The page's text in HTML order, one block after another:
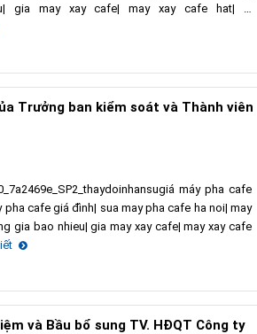
gia may xay cafe| may xay cafe hat| …
Trưởng ban kiểm soát và Thành viên
máy pha cafe
pha cafe giá đình| sua may pha cafe ha noi| may
gia bao nhieu| gia may xay cafe| may xay cafe
và Bầu bổ sung TV. HĐQT Công ty